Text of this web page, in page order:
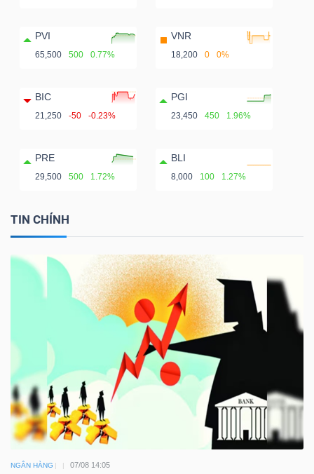
PVI
65,500 500 0.77%
VNR
18,200 0 0%
BIC
21,250 -50 -0.23%
PGI
23,450 450 1.96%
PRE
29,500 500 1.72%
BLI
8,000 100 1.27%
TIN CHÍNH
NGÂN HÀNG 07/08 14:05